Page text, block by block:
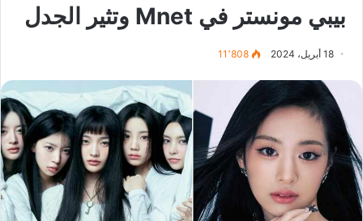
بيبي مونستر في Mnet وتثير الجدل
18 أبريل، 2024 11٬808